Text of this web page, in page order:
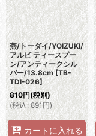
燕/トーダイ/YOIZUKI/
アルビ ティースプー
ン/アンティークシル
バー/13.8cm [TB-
TDI-026]
810円(税別)
(税込: 891円)
カートに入れる